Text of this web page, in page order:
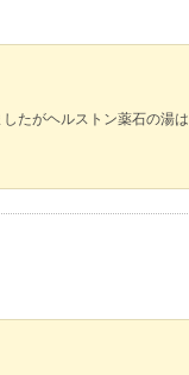
たがヘルストン薬石の湯